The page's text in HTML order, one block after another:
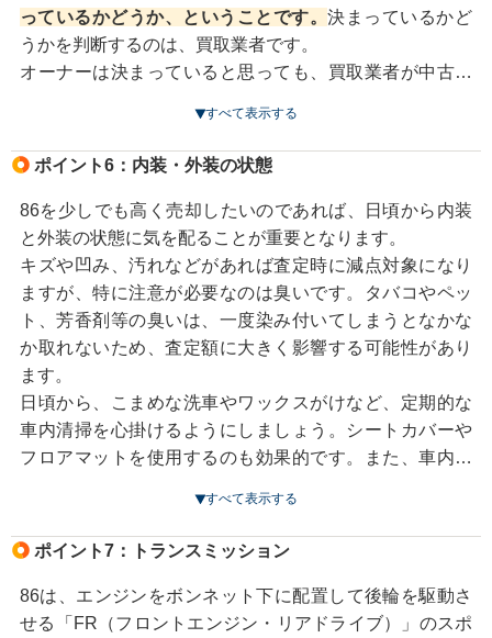
っているかどうか、ということです。 決まっているかど
うかを判断するのは、買取業者です。
オーナーは決まっていると思っても、買取業者が中古車
買取価格はアップします。
中古車市場で人気が出るかどうかという評価は、買取業
者の判断次第なので、ある業者では低評価でも別の業者
では高く評価されるケースは往々にしてあります。
そのため、ドレスアップしている86を手放す際は、なる
べく複数の買取業者から査定してもらうことをおすすめ
します。
同様に、マフラーを変えるなど走行性能に影響するチュ
ーンナップが施された86も、買取業者によって査定額に
違いが出ます。こちらも複数の買取業者に査定してもら
すべて表示する
ポイント6：内装・外装の状態
86を少しでも高く売却したいのであれば、日頃から内装
と外装の状態に気を配ることが重要となります。
キズや凹み、汚れなどがあれば査定時に減点対象になり
ますが、特に注意が必要なのは臭いです。タバコやペッ
ト、芳香剤等の臭いは、一度染み付いてしまうとなかな
か取れないため、査定額に大きく影響する可能性があり
ます。
日頃から、こまめな洗車やワックスがけなど、定期的な
車内清掃を心掛けるようにしましょう。シートカバーや
フロアマットを使用するのも効果的です。また、車内で
すべて表示する
ポイント7：トランスミッション
86は、エンジンをボンネット下に配置して後輪を駆動さ
せる「FR（フロントエンジン・リアドライブ）」のスポ